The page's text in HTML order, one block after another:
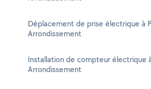
Déplacement de prise électrique à
Arrondissement
Installation de compteur électrique
Arrondissement